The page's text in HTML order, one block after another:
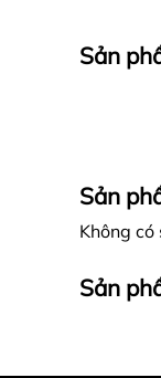
Sản
Sản
Không
Sản